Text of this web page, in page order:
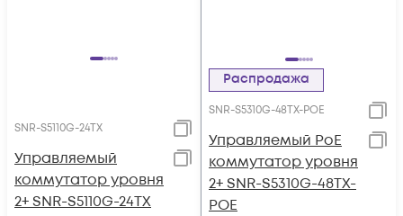
SNR-S5110G-24TX
Управляемый
коммутатор уровня
2+ SNR-S5110G-24TX
Распродажа
SNR-S5310G-48TX-POE
Управляемый PoE
коммутатор уровня
2+ SNR-S5310G-48TX-
POE